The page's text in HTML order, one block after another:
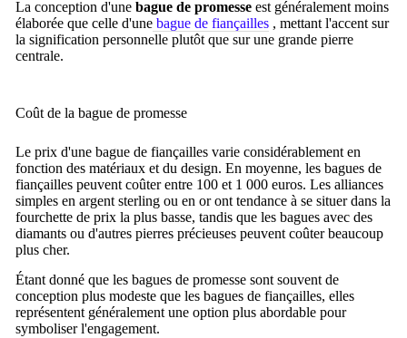
La conception d'une bague de promesse est généralement moins
élaborée que celle d'une bague de fiançailles , mettant l'accent sur
la signification personnelle plutôt que sur une grande pierre
centrale.
Coût de la bague de promesse
Le prix d'une bague de fiançailles varie considérablement en
fonction des matériaux et du design. En moyenne, les bagues de
fiançailles peuvent coûter entre 100 et 1 000 euros. Les alliances
simples en argent sterling ou en or ont tendance à se situer dans la
fourchette de prix la plus basse, tandis que les bagues avec des
diamants ou d'autres pierres précieuses peuvent coûter beaucoup
plus cher.
Étant donné que les bagues de promesse sont souvent de
conception plus modeste que les bagues de fiançailles, elles
représentent généralement une option plus abordable pour
symboliser l'engagement.